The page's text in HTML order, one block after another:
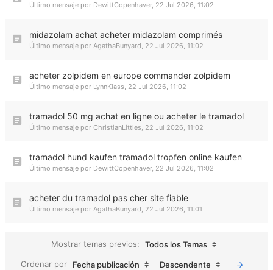
Último mensaje por DewittCopenhaver, 22 Jul 2026, 11:02
midazolam achat acheter midazolam comprimés
Último mensaje por AgathaBunyard, 22 Jul 2026, 11:02
acheter zolpidem en europe commander zolpidem
Último mensaje por LynnKlass, 22 Jul 2026, 11:02
tramadol 50 mg achat en ligne ou acheter le tramadol
Último mensaje por ChristianLittles, 22 Jul 2026, 11:02
tramadol hund kaufen tramadol tropfen online kaufen
Último mensaje por DewittCopenhaver, 22 Jul 2026, 11:02
acheter du tramadol pas cher site fiable
Último mensaje por AgathaBunyard, 22 Jul 2026, 11:01
Mostrar temas previos:
Todos los Temas
Ordenar por
Fecha publicación Descendente